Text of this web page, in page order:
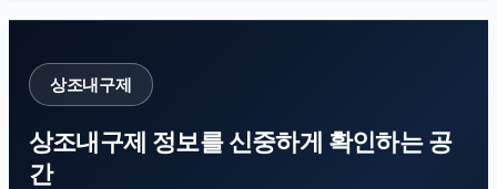
상조내구제
상조내구제 정보를 신중하게 확인하는 공
간